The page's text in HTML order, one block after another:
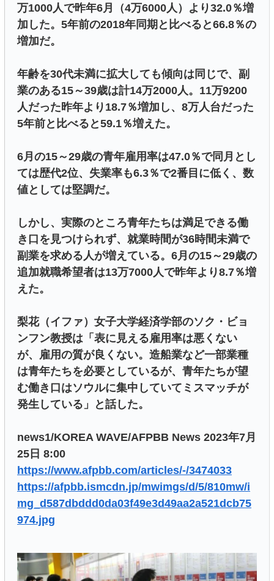
万1000人で昨年6月（4万6000人）より32.0％増
加した。5年前の2018年同期と比べると66.8％の
増加だ。
年齢を30代未満に拡大しても傾向は同じで、副
業のある15～39歳は計14万2000人。11万9200
人だった昨年より18.7％増加し、8万人台だった
5年前と比べると59.1％増えた。
6月の15～29歳の青年雇用率は47.0％で同月とし
ては歴代2位、失業率も6.3％で2番目に低く、数
値としては堅調だ。
しかし、実際のところ青年たちは満足できる働
き口を見つけられず、就業時間が36時間未満で
副業を求める人が増えている。6月の15～29歳の
追加就職希望者は13万7000人で昨年より8.7％増
えた。
梨花（イファ）女子大学経済学部のソク・ビョ
ンフン教授は「表に見える雇用率は悪くない
が、雇用の質が良くない。造船業など一部業種
は青年たちを必要としているが、青年たちが望
む働き口はソウルに集中していてミスマッチが
発生している」と話した。
news1/KOREA WAVE/AFPBB News 2023年7月
25日 8:00
https://www.afpbb.com/articles/-/3474033
https://afpbb.ismcdn.jp/mwimgs/d/5/810mw/i
mg_d587dbddd0da03f49e3d49aa2a521dcb75
974.jpg